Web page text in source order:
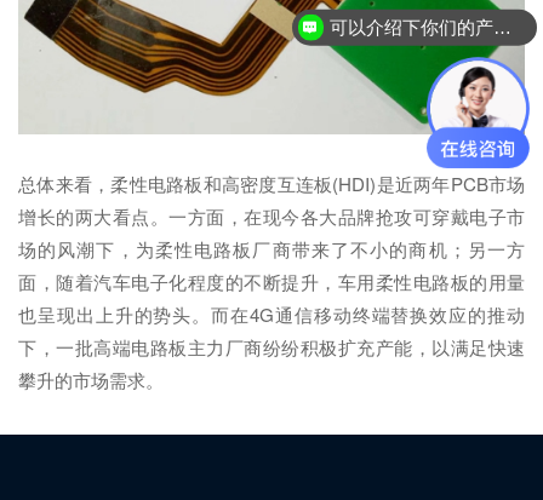
总体来看，柔性电路板和高密度互连板(HDI)是近两年PCB市场
增长的两大看点。一方面，在现今各大品牌抢攻可穿戴电子市
场的风潮下，为柔性电路板厂商带来了不小的商机；另一方
面，随着汽车电子化程度的不断提升，车用柔性电路板的用量
也呈现出上升的势头。而在4G通信移动终端替换效应的推动
下，一批高端电路板主力厂商纷纷积极扩充产能，以满足快速
攀升的市场需求。
可以介绍下你们的产品么？